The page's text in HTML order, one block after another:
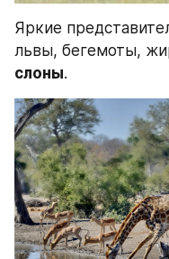
Яркие
слоны.